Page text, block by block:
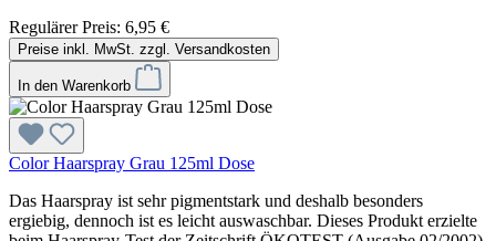
Regulärer Preis: 6,95 €
Preise inkl. MwSt. zzgl. Versandkosten
In den Warenkorb
Color Haarspray Grau 125ml Dose
Das Haarspray ist sehr pigmentstark und deshalb besonders
ergiebig, dennoch ist es leicht auswaschbar. Dieses Produkt erzielte